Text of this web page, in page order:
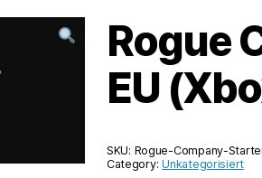
Rogue
EU
SKU: Rogue-Company-
Category:Unkategorisiert